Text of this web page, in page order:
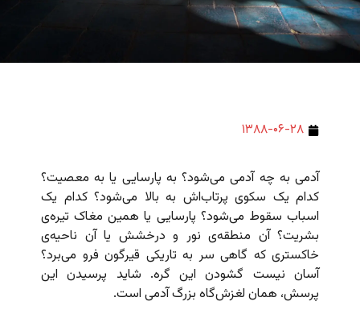
۱۳۸۸-۰۶-۲۸
آدمی به چه آدمی می‌شود؟ به پارسایی یا به معصیت؟
کدام یک سکوی پرتاب‌اش به بالا می‌شود؟ کدام یک
اسباب سقوط می‌شود؟ پارسایی یا همین مغاک تیره‌ی
بشریت؟ آن منطقه‌ی نور و درخشش یا آن ناحیه‌ی
خاکستری که گاهی سر به تاریکی قیرگون فرو می‌برد؟
آسان نیست گشودن این گره. شاید پرسیدن این
پرسش، همان لغزش‌گاه بزرگ آدمی است.